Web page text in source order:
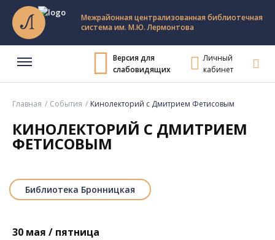
Межрайонная централизованная библиотечная
система им. М.Ю. Лермонтова
Версия для
слабовидящих
Личный
кабинет
Главная События Кинолекторий с Дмитрием Фетисовым
КИНОЛЕКТОРИЙ С ДМИТРИЕМ
ФЕТИСОВЫМ
Библиотека Бронницкая
30 мая / пятница